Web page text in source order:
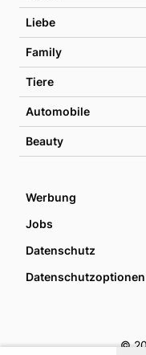
Liebe
Family
Tiere
Automobile
Beauty
Werbung
Jobs
Datenschutz
©